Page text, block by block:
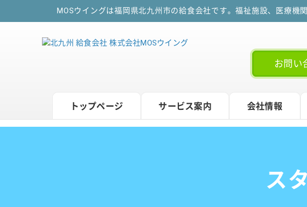
MOSウイングは福岡県北九州市の給食会社です。福祉施設、医療機
お問い
トップページ サービス案内 会社情報
ス